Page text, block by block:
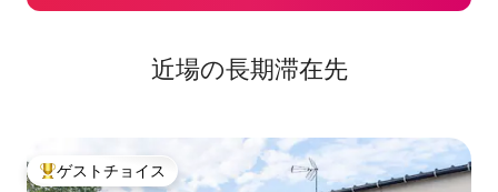
近場の長期滞在先
大好評のゲストチョイスです。
ゲストチョイス